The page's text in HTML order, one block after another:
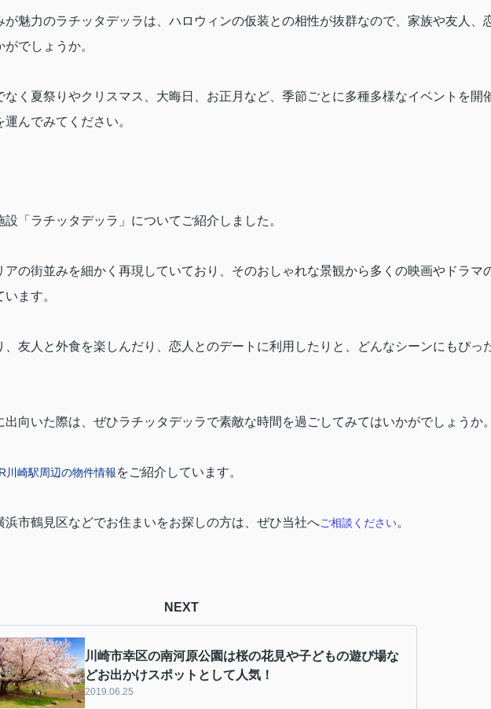
が魅力のラチッタデッラは、ハロウィンの仮装との相性が抜群なので、家族や友人、
でしょうか。
なく夏祭りやクリスマス、大晦日、お正月など、季節ごとに多種多様なイベントを開
んでみてください。
「ラチッタデッラ」についてご紹介しました。
アの街並みを細かく再現していており、そのおしゃれな景観から多くの映画やドラマ
ます。
、友人と外食を楽しんだり、恋人とのデートに利用したりと、どんなシーンにもぴっ
出向いた際は、ぜひラチッタデッラで素敵な時間を過ごしてみてはいかがでしょうか
川崎駅周辺の物件情報をご紹介しています。
浜市鶴見区などでお住まいをお探しの方は、ぜひ当社へご相談ください。
NEXT
川崎市幸区の南河原公園は桜の花見や子どもの遊び場な
どお出かけスポットとして人気！
2019.06.25